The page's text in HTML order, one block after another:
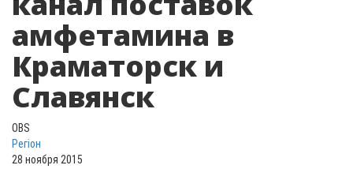
амфетамина в
Краматорск и
Славянск
OBS
Регіон
28 ноября 2015